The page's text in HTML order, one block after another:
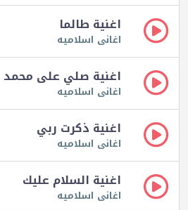
اغنية طالما
اغانى اسلاميه
اغنية صلي على محمد
اغانى اسلاميه
اغنية ذكرت ربي
اغانى اسلاميه
اغنية السلام عليك
اغانى اسلاميه